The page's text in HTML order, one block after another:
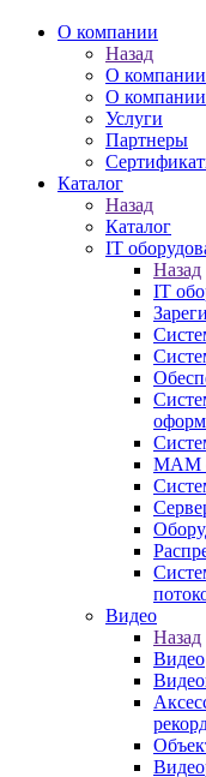
О компании
Назад
О компании
О компании
Услуги
Партнеры
Каталог
Назад
Каталог
IT
Назад
IT
MAM
Видео
Назад
Видео